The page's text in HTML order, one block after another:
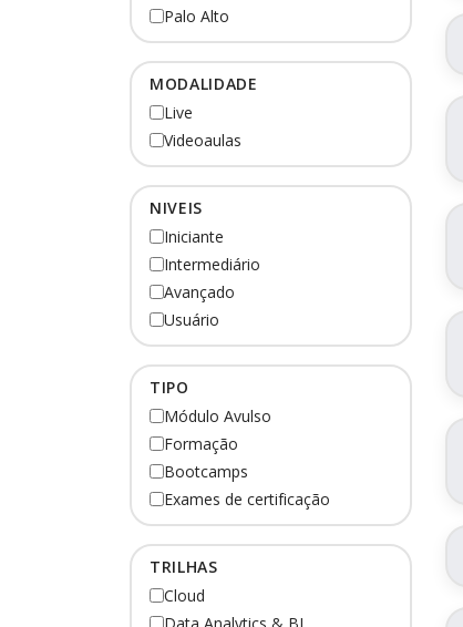
Palo Alto
MODALIDADE
Live
Videoaulas
NIVEIS
Iniciante
Intermediário
Avançado
Usuário
TIPO
Módulo Avulso
Formação
Bootcamps
Exames de certificação
TRILHAS
Cloud